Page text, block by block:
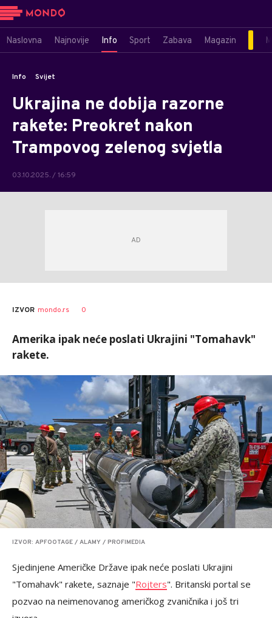
Naslovna Najnovije Info Sport Zabava Magazin
Info Svijet
Ukrajina ne dobija razorne
rakete: Preokret nakon
Trampovog zelenog svjetla
03.10.2025. / 16:59
IZVOR mondo.rs 0
Amerika ipak neće poslati Ukrajini "Tomahavk"
rakete.
IZVOR: APFOOTAGE / ALAMY / PROFIMEDIA
Sjedinjene Američke Države ipak neće poslati Ukrajini
"Tomahavk" rakete, saznaje "Rojters". Britanski portal se
pozvao na neimenovanog američkog zvaničnika i još tri